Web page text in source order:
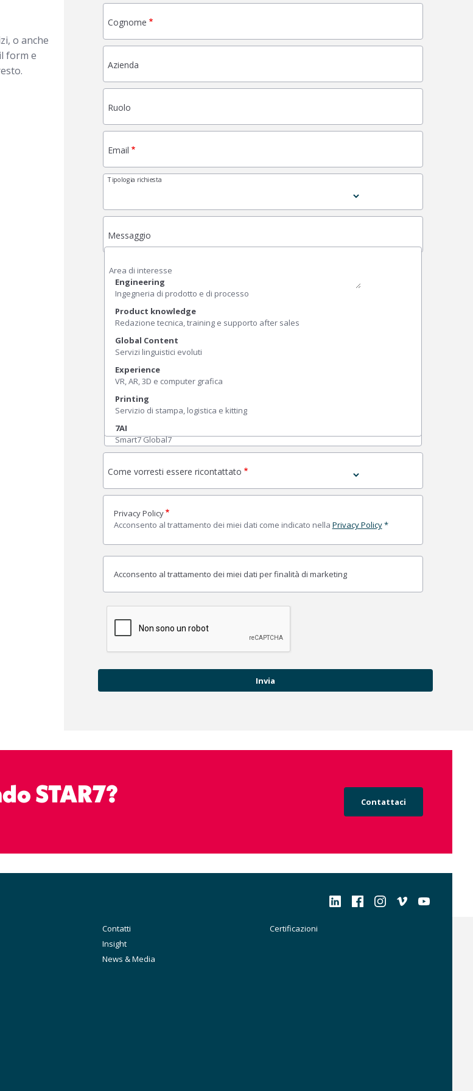
o anche
form e
Cognome
Azienda
Ruolo
Email
Tipologia richiesta
Messaggio
Area di interesse
Engineering
Ingegneria di prodotto e di processo
Product knowledge
Redazione tecnica, training e supporto after sales
Global Content
Servizi linguistici evoluti
Experience
VR, AR, 3D e computer grafica
Printing
Servizio di stampa, logistica e kitting
7AI
Smart7 Global7
Come vorresti essere ricontattato
Privacy Policy
Acconsento al trattamento dei miei dati come indicato nella Privacy Policy*
Acconsento al trattamento dei miei dati per finalità di marketing
STAR7? Contattaci
Social
Secondary
Contatti
Insight
News & Media
Certificazioni
Certificazioni